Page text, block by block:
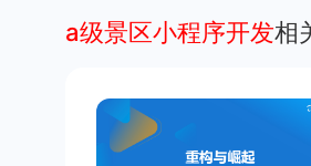
a级景区小程序开发相